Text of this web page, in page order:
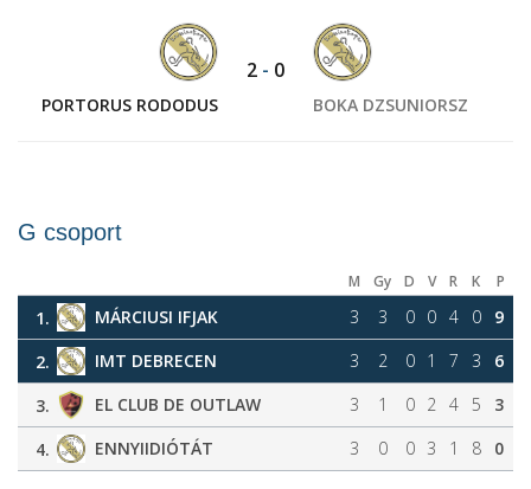
PORTORUS RODODUS
2 - 0
BOKA DZSUNIORSZ
G csoport
M Gy D V R K P
1. MÁRCIUSI IFJAK 3 3 0 0 4 0
9
2.
IMT DEBRECEN 3 2 0 1 7 3
6
3.
EL CLUB DE OUTLAW 3 1 0 2 4 5
3
4.
ENNYIIDIÓTÁT 3 0 0 3 1 8 0